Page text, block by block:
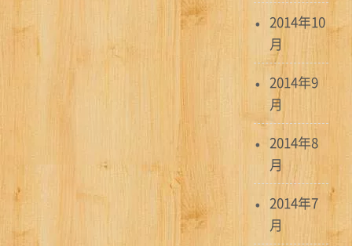
2014年10
月
2014年9
月
2014年8
月
2014年7
月